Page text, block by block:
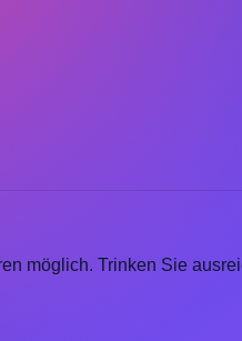
möglich. Trinken Sie